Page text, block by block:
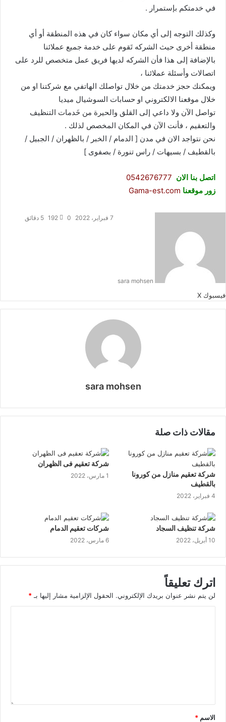
في خدمتكم بإستمرار .
وكذلك التوجه إلى أي مكان سواء كان في هذه المنطقة أو أي
منطقة أخرى حيث الشركه تَقوم على خدمة جميع عملائنا
بالإضافة إلى هذا فأن الشركه لديها فريق عمل متخصص للرد على
اتصالات وأسئلة عملائنا ،
ويمكنك حجز خدمتك من خلال تواصلك الهاتفي مع شركتنا او من
خلال موقعنا الالكتروني او حسابات السوشيال ميديا
تواصل الآن ولا داعي إلى القلق والحيرة من خَدمات التنظيف
والتعقيم ، فأنت الآن في المكان المخصص لذلك .
نحن نتواجد الان في مدن [ الدمام / الخبر / بالظهران / الجبيل /
بالقطيف / بسيهات / راس تنورة / بصفوى ]
اتصل بنا الان 0542676777
زور موقعنا Gama-est.com
sara mohsen
7 فبراير، 2022 0
192 5 دقائق
فيسبوك ‫Xلينكدإن
بينتيريست
مشاركة
طباعة
sara mohsen
مقالات ذات صلة
شركة تعقيم منازل من كورونا
بالقطيف
4 فبراير، 2022
شركة تعقيم فى الظهران
1 مارس، 2022
شركة تنظيف السجاد
10 أبريل، 2022
شركات تعقيم الدمام
6 مارس، 2022
اترك تعليقاً
لن يتم نشر عنوان بريدك الإلكتروني. الحقول الإلزامية مشار إليها بـ *
الاسم *